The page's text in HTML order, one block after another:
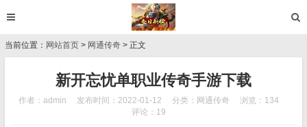
当前位置： 网站首页 > 网通传奇 > 正文
新开忘忧单职业传奇手游下载
作者：admin 发布时间：2022-01-12 分类： 网通传奇
浏览：134
评论：19